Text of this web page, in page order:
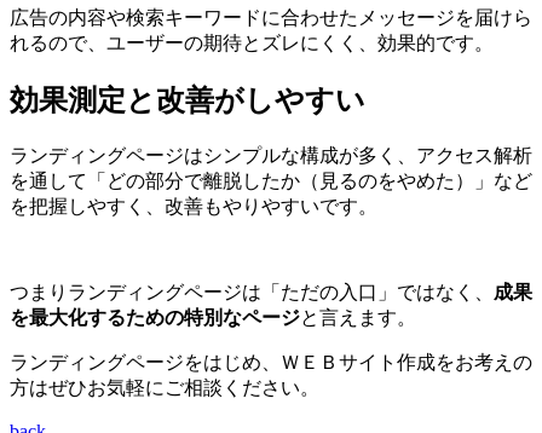
広告の内容や検索キーワードに合わせたメッセージを届けら
れるので、ユーザーの期待とズレにくく、効果的です。
効果測定と改善がしやすい
ランディングページはシンプルな構成が多く、アクセス解析
を通して「どの部分で離脱したか（見るのをやめた）」など
を把握しやすく、改善もやりやすいです。
つまりランディングページは「ただの入口」ではなく、 成果
を最大化するための特別なページと言えます。
ランディングページをはじめ、ＷＥＢサイト作成をお考えの
方はぜひお気軽にご相談ください。